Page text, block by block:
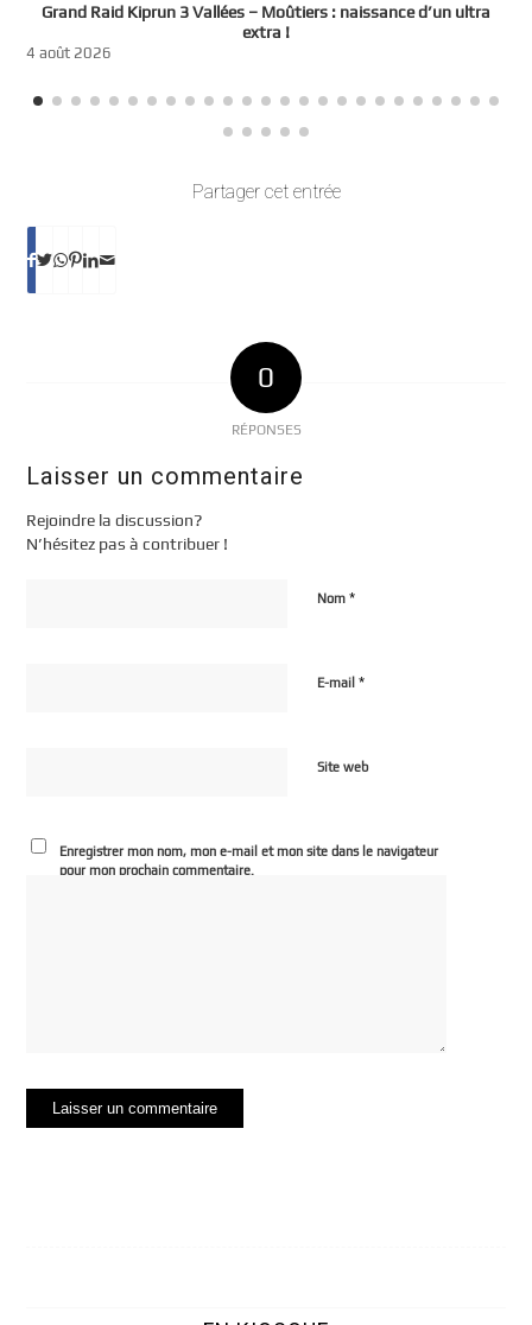
Grand Raid Kiprun 3 Vallées – Moûtiers : naissance d’un ultra
extra !
4 août 2026
Partager cet entrée
0
RÉPONSES
Laisser un commentaire
Rejoindre la discussion?
N’hésitez pas à contribuer !
Nom*
E-mail*
Site web
Enregistrer mon nom, mon e-mail et mon site dans le navigateur
pour mon prochain commentaire.